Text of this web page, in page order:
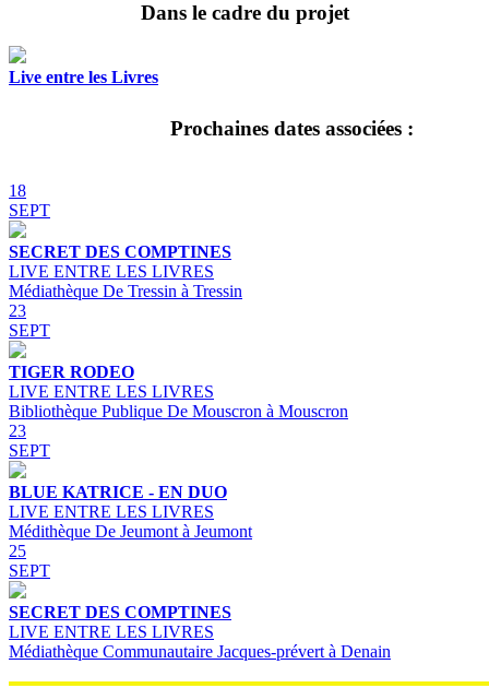
Dans le cadre du projet
Live entre les Livres
Prochaines dates associées :
18
SEPT
SECRET DES COMPTINES
LIVE ENTRE LES LIVRES
Médiathèque De Tressin à Tressin
23
SEPT
TIGER RODEO
LIVE ENTRE LES LIVRES
Bibliothèque Publique De Mouscron à Mouscron
23
SEPT
BLUE KATRICE - EN DUO
LIVE ENTRE LES LIVRES
Médithèque De Jeumont à Jeumont
25
SEPT
SECRET DES COMPTINES
LIVE ENTRE LES LIVRES
Médiathèque Communautaire Jacques-prévert à Denain